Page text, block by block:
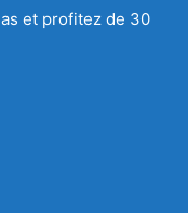
et profitez de 30